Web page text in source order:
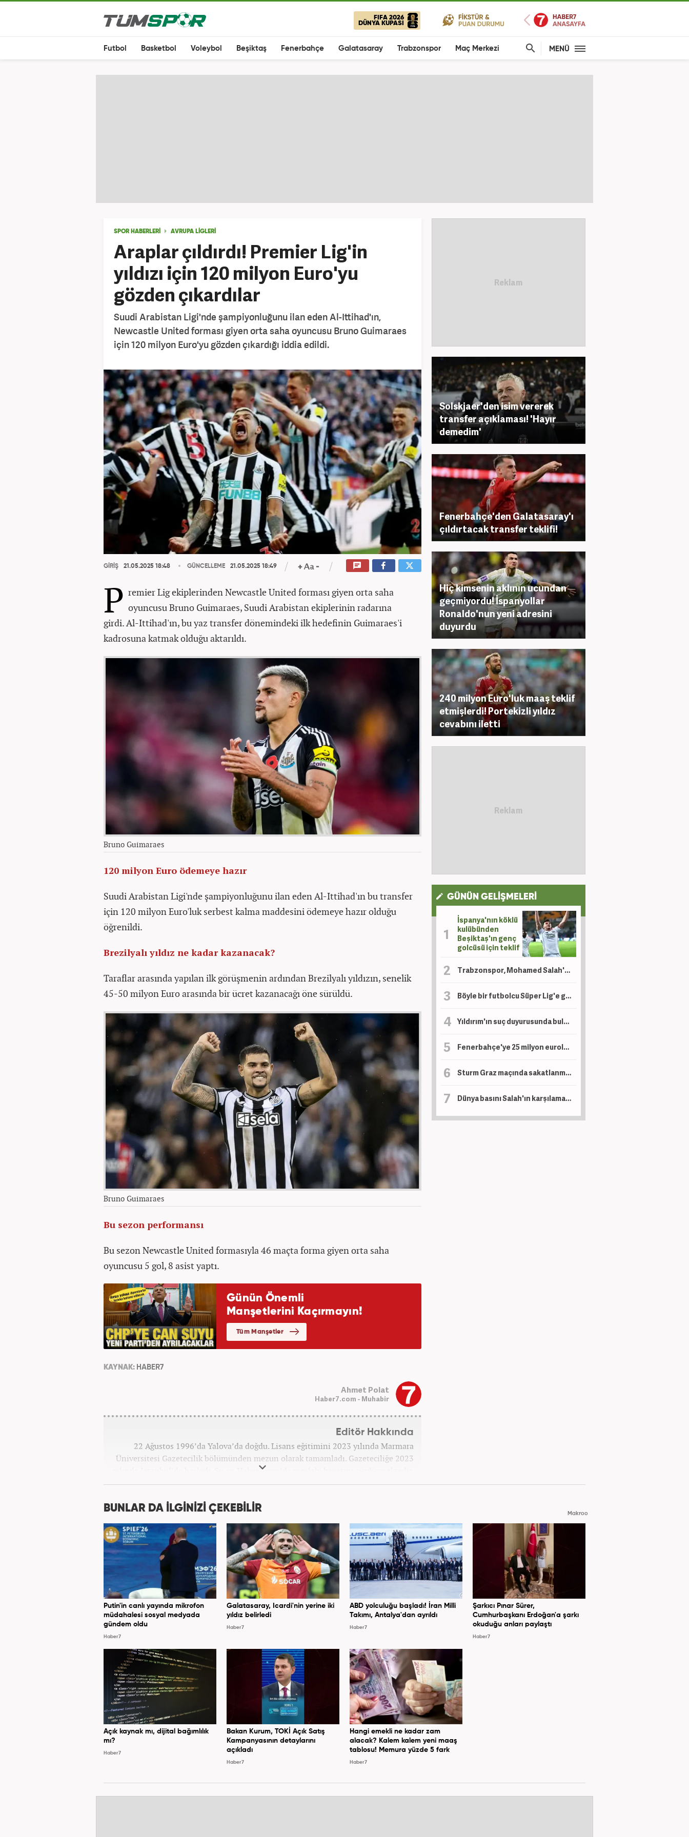
FIFA 2026
DÜNYA KUPASI
Futbol Basketbol Voleybol Beşiktaş Fenerbahçe Galatasaray Trabzonspor Maç Merkezi MENÜ
SPOR HABERLERİ AVRUPA LİGLERİ
Araplar çıldırdı! Premier Lig'in
yıldızı için 120 milyon Euro'yu
gözden çıkardılar
Suudi Arabistan Ligi'nde şampiyonluğunu ilan eden Al-Ittihad'ın,
Newcastle United forması giyen orta saha oyuncusu Bruno Guimaraes
için 120 milyon Euro'yu gözden çıkardığı iddia edildi.
GİRİŞ 21.05.2025 18:48 GÜNCELLEME 21.05.2025 18:49
P remier Lig ekiplerinden Newcastle United forması giyen orta saha
oyuncusu Bruno Guimaraes, Suudi Arabistan ekiplerinin radarına
girdi.Al-Ittihad'ın, bu yaz transfer dönemindeki ilk hedefinin Guimaraes'i
kadrosuna katmak olduğu aktarıldı.
Bruno Guimaraes
120 milyon Euro ödemeye hazır
Suudi Arabistan Ligi'nde şampiyonluğunu ilan eden Al-Ittihad'ın bu transfer
için 120 milyon Euro'luk serbest kalma maddesini ödemeye hazır olduğu
öğrenildi.
Brezilyalı yıldız ne kadar kazanacak?
Taraflar arasında yapılan ilk görüşmenin ardından Brezilyalı yıldızın, senelik
45-50 milyon Euro arasında bir ücret kazanacağı öne sürüldü.
Bruno Guimaraes
Bu sezon performansı
Bu sezon Newcastle United formasıyla 46 maçta forma giyen orta saha
oyuncusu 5 gol, 8 asist yaptı.
KAYNAK: HABER7
Ahmet Polat
Haber7.com - Muhabir
Editör Hakkında
22 Ağustos 1996’da Yalova’da doğdu. Lisans eğitimini 2023 yılında Marmara
Üniversitesi Gazetecilik bölümünden mezun olarak tamamladı. Gazeteciliğe 2023
yılında İstanbul’da başladı. Şu an Haber7.com’da mesleki hayatını sürdürmektedir.
Solskjaer'den isim vererek
transfer açıklaması! 'Hayır
demedim'
Fenerbahçe'den Galatasaray'ı
çıldırtacak transfer teklifi!
Hiç kimsenin aklının ucundan
geçmiyordu! İspanyollar
Ronaldo'nun yeni adresini
duyurdu
240 milyon Euro'luk maaş teklif
etmişlerdi! Portekizli yıldız
cevabını iletti
GÜNÜN GELİŞMELERİ
İspanya'nın köklü
kulübünden
Beşiktaş'ın genç
golcüsü için teklif
Trabzonspor, Mohamed Salah'ın maliyetini açıkladı! İşte alacağı maaş
Böyle bir futbolcu Süper Lig'e gelmedi! Premier Lig'in en golcüsü artık Trabzonspor'da
Yıldırım'ın suç duyurusunda bulunduğu şahıs gözaltına alındı!
Fenerbahçe'ye 25 milyon euroluk piyango vurabilir!
Sturm Graz maçında sakatlanmıştı! Oosterwolde haftalarca sahalardan uzak kalacak
Dünya basını Salah'ın karşılamasını konuşuyor!
BUNLAR DA İLGİNİZİ ÇEKEBİLİR Makroo
Putin'in canlı yayında mikrofon
müdahalesi sosyal medyada
gündem oldu
Haber7
Galatasaray, Icardi'nin yerine iki
yıldız belirledi
Haber7
ABD yolculuğu başladı! İran Milli
Takımı, Antalya'dan ayrıldı
Haber7
Şarkıcı Pınar Sürer,
Cumhurbaşkanı Erdoğan'a şarkı
okuduğu anları paylaştı
Haber7
Açık kaynak mı, dijital bağımlılık
mı?
Haber7
Bakan Kurum, TOKİ Açık Satış
Kampanyasının detaylarını
açıkladı
Haber7
Hangi emekli ne kadar zam
alacak? Kalem kalem yeni maaş
tablosu! Memura yüzde 5 fark
Haber7